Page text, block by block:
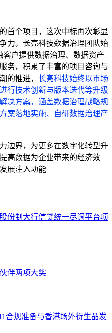
首个项目，这次中标再次彰显
力。长亮科技数据治理团队始
客户提供数据治理、数据资产
务，积累了丰富的项目咨询与
的推进， 长亮科技始终以市场
行技术创新与版本迭代等升级
决方案，涵盖数据治理战略规
案落地实施、自研数据治理产
边界，为更多在数字化转型升
高数据为企业带来的经济效
展注入动能！
份制大行信贷统一尽调平台项
伴两项大奖
合规准备与香港场外衍生品发